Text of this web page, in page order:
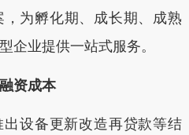
，为孵化期、成长期、成熟
企业提供一站式服务。
资成本
设备更新改造再贷款等结